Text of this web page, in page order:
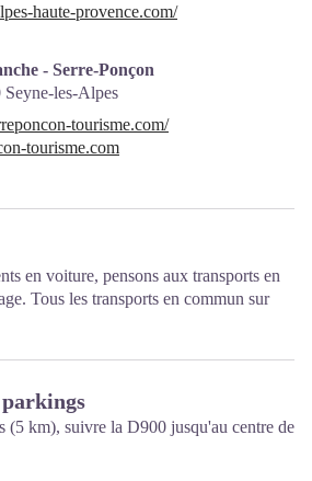
haute-provence.com/
- Serre-Ponçon
Seyne-les-Alpes
tourisme.com/
tourisme.com
en voiture, pensons aux transports en
Tous les transports en commun sur
(5 km), suivre la D900 jusqu'au centre de